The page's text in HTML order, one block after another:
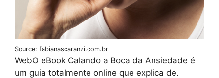
Source: fabianascaranzi.com.br
WebO eBook Calando a Boca da Ansiedade é
um guia totalmente online que explica de.